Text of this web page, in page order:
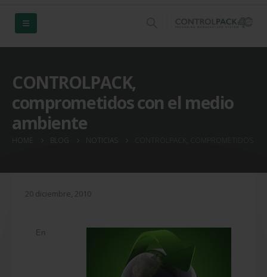
CONTROLPACK,
comprometidos con el medio
ambiente
HOME BLOG NOTICIAS
20 diciembre, 2010
En